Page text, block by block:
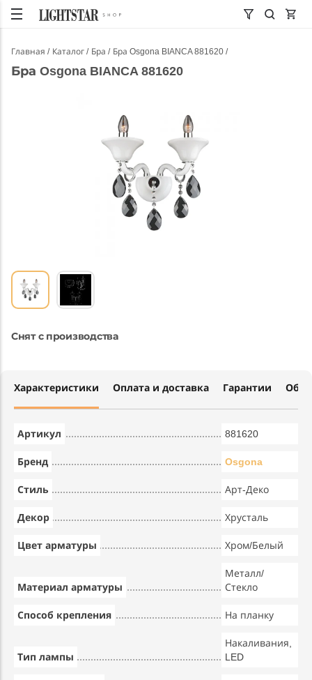
Главная Каталог Бра Бра Osgona BIANCA 881620
Бра Osgona BIANCA 881620
Снят с производства
Характеристики Оплата и доставка Гарантии
Артикул 881620
Бренд Osgona
Стиль Арт-Деко
Декор Хрусталь
Цвет арматуры Хром/Белый
Материал арматуры
Металл/
Стекло
Способ крепления На планку
Тип лампы
Накаливания,
LED